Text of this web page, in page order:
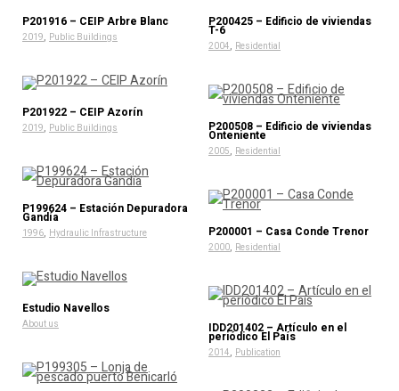
P201916 – CEIP Arbre Blanc
2019, Public Buildings
P200425 – Edificio de viviendas
T-6
2004, Residential
P201922 – CEIP Azorín
2019, Public Buildings P200508 – Edificio de viviendas
Onteniente
2005, Residential
P199624 – Estación Depuradora
Gandía
1996, Hydraulic Infrastructure P200001 – Casa Conde Trenor
2000, Residential
Estudio Navellos
About us IDD201402 – Artículo en el
periódico El País
2014, Publication